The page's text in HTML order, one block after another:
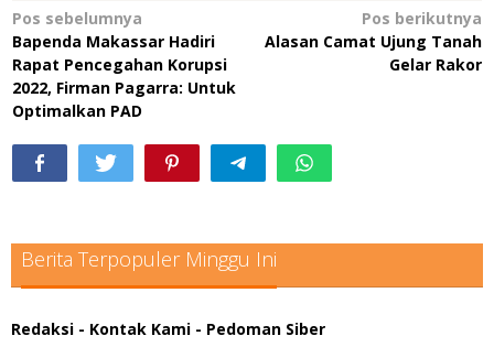
Navigasi
pos
Pos sebelumnya
Bapenda Makassar Hadiri
Rapat Pencegahan Korupsi
2022, Firman Pagarra: Untuk
Optimalkan PAD
Pos berikutnya
Alasan Camat Ujung Tanah
Gelar Rakor
Berita Terpopuler Minggu Ini
Redaksi - Kontak Kami - Pedoman Siber